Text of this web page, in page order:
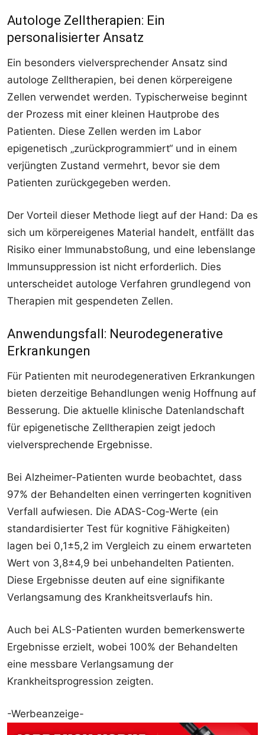
Autologe Zelltherapien: Ein
personalisierter Ansatz
Ein besonders vielversprechender Ansatz sind
autologe Zelltherapien, bei denen körpereigene
Zellen verwendet werden. Typischerweise beginnt
der Prozess mit einer kleinen Hautprobe des
Patienten. Diese Zellen werden im Labor
epigenetisch „zurückprogrammiert“ und in einem
verjüngten Zustand vermehrt, bevor sie dem
Patienten zurückgegeben werden.
Der Vorteil dieser Methode liegt auf der Hand: Da es
sich um körpereigenes Material handelt, entfällt das
Risiko einer Immunabstoßung, und eine lebenslange
Immunsuppression ist nicht erforderlich. Dies
unterscheidet autologe Verfahren grundlegend von
Therapien mit gespendeten Zellen.
Anwendungsfall: Neurodegenerative
Erkrankungen
Für Patienten mit neurodegenerativen Erkrankungen
bieten derzeitige Behandlungen wenig Hoffnung auf
Besserung. Die aktuelle klinische Datenlandschaft
für epigenetische Zelltherapien zeigt jedoch
vielversprechende Ergebnisse.
Bei Alzheimer-Patienten wurde beobachtet, dass
97% der Behandelten einen verringerten kognitiven
Verfall aufwiesen. Die ADAS-Cog-Werte (ein
standardisierter Test für kognitive Fähigkeiten)
lagen bei 0,1±5,2 im Vergleich zu einem erwarteten
Wert von 3,8±4,9 bei unbehandelten Patienten.
Diese Ergebnisse deuten auf eine signifikante
Verlangsamung des Krankheitsverlaufs hin.
Auch bei ALS-Patienten wurden bemerkenswerte
Ergebnisse erzielt, wobei 100% der Behandelten
eine messbare Verlangsamung der
Krankheitsprogression zeigten.
-Werbeanzeige-